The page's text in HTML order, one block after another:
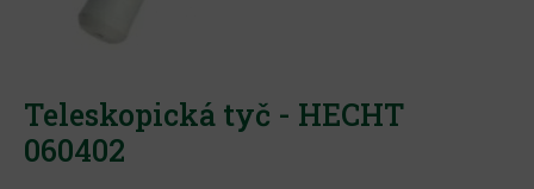
Teleskopická tyč - HECHT
060402